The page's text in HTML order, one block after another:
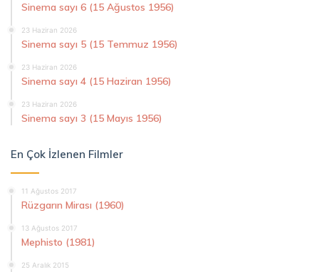
Sinema sayı 6 (15 Ağustos 1956)
23 Haziran 2026
Sinema sayı 5 (15 Temmuz 1956)
23 Haziran 2026
Sinema sayı 4 (15 Haziran 1956)
23 Haziran 2026
Sinema sayı 3 (15 Mayıs 1956)
En Çok İzlenen Filmler
11 Ağustos 2017
Rüzgarın Mirası (1960)
13 Ağustos 2017
Mephisto (1981)
25 Aralık 2015